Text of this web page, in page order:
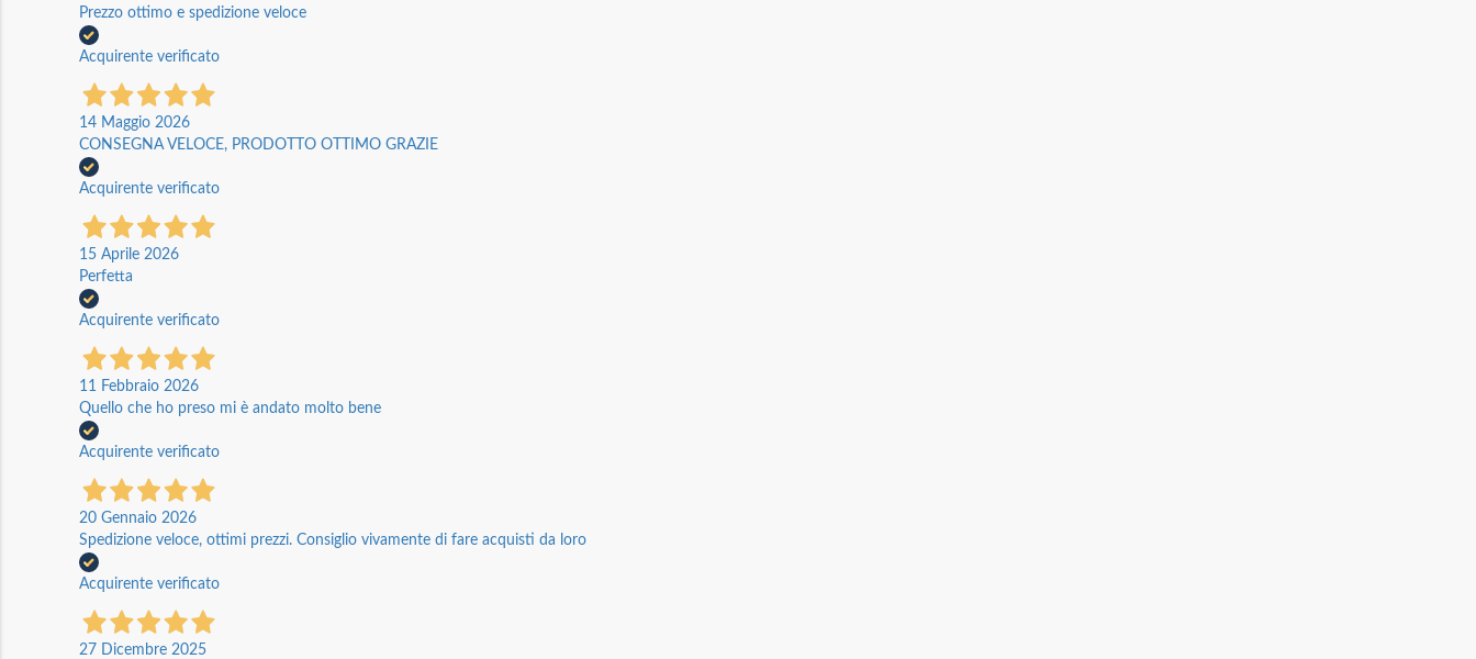
Prezzo ottimo e spedizione veloce
Acquirente verificato
14 Maggio 2026
CONSEGNA VELOCE, PRODOTTO OTTIMO GRAZIE
Acquirente verificato
15 Aprile 2026
Perfetta
Acquirente verificato
11 Febbraio 2026
Quello che ho preso mi è andato molto bene
Acquirente verificato
20 Gennaio 2026
Spedizione veloce, ottimi prezzi. Consiglio vivamente di fare acquisti da loro
Acquirente verificato
27 Dicembre 2025